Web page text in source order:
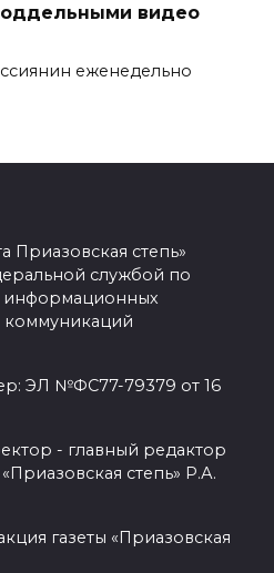
видео
еженедельно
Приазовская степь»
службой по
информационных
коммуникаций
ЭЛ №ФС77-79379 от 16
- главный редактор
степь» Р.А.
газеты «Приазовская